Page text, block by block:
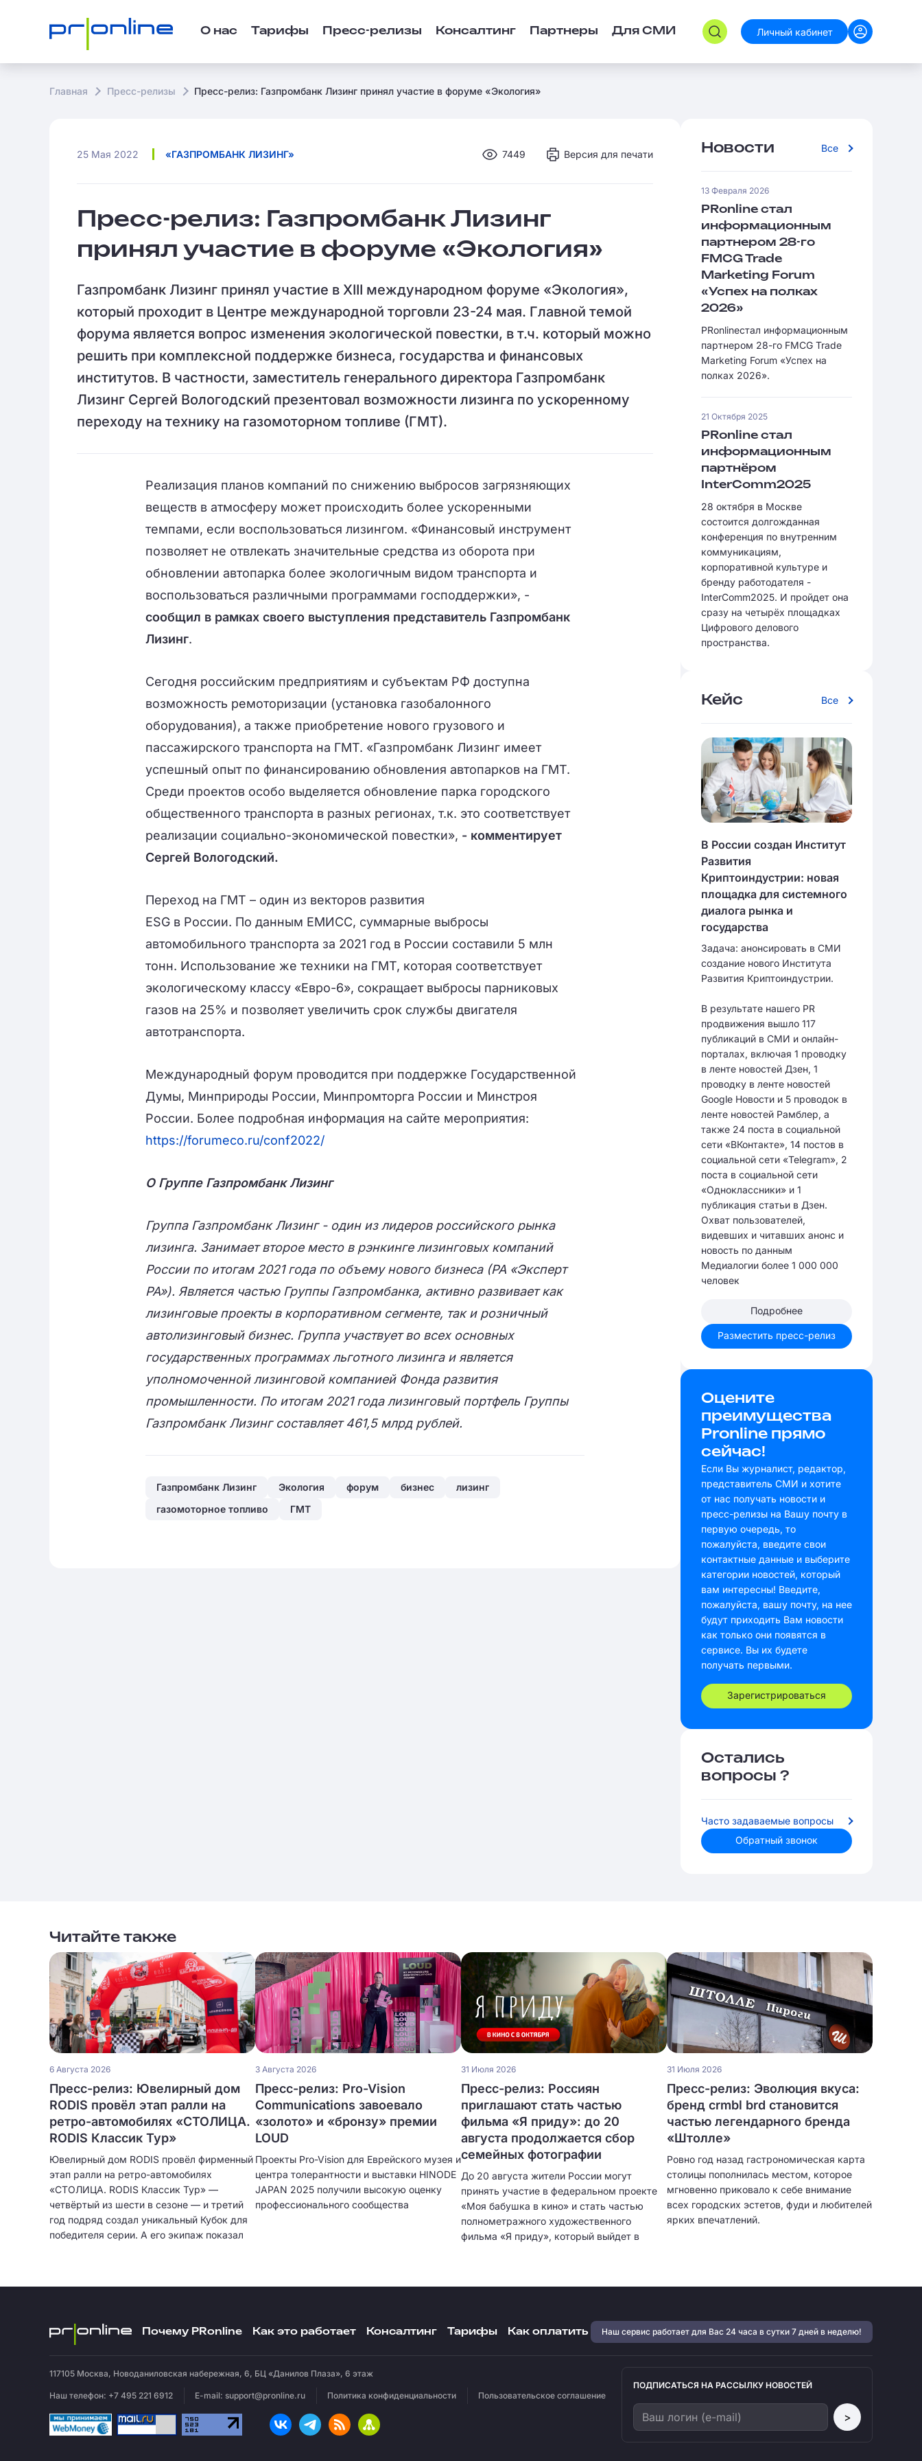
О нас Тарифы Пресс-релизы Консалтинг Партнеры Для СМИ Личный кабинет
Главная Пресс-релизы Пресс-релиз: Газпромбанк Лизинг принял участие в форуме «Экология»
25 Мая 2022 «ГАЗПРОМБАНК ЛИЗИНГ» 7449 Версия для печати
Пресс-релиз: Газпромбанк Лизинг
принял участие в форуме «Экология»
Газпромбанк Лизинг принял участие в XIII международном форуме «Экология»,
который проходит в Центре международной торговли 23-24 мая. Главной темой
форума является вопрос изменения экологической повестки, в т.ч. который можно
решить при комплексной поддержке бизнеса, государства и финансовых
институтов. В частности, заместитель генерального директора Газпромбанк
Лизинг Сергей Вологодский презентовал возможности лизинга по ускоренному
переходу на технику на газомоторном топливе (ГМТ).
Реализация планов компаний по снижению выбросов загрязняющих
веществ в атмосферу может происходить более ускоренными
темпами, если воспользоваться лизингом. «Финансовый инструмент
позволяет не отвлекать значительные средства из оборота при
обновлении автопарка более экологичным видом транспорта и
воспользоваться различными программами господдержки», -
сообщил в рамках своего выступления представитель Газпромбанк
Лизинг.
Сегодня российским предприятиям и субъектам РФ доступна
возможность ремоторизации (установка газобалонного
оборудования), а также приобретение нового грузового и
пассажирского транспорта на ГМТ. «Газпромбанк Лизинг имеет
успешный опыт по финансированию обновления автопарков на ГМТ.
Среди проектов особо выделяется обновление парка городского
общественного транспорта в разных регионах, т.к. это соответствует
реализации социально-экономической повестки», - комментирует
Сергей Вологодский.
Переход на ГМТ – один из векторов развития
ESG в России. По данным ЕМИСС, суммарные выбросы
автомобильного транспорта за 2021 год в России составили 5 млн
тонн. Использование же техники на ГМТ, которая соответствует
экологическому классу «Евро-6», сокращает выбросы парниковых
газов на 25% и позволяет увеличить срок службы двигателя
автотранспорта.
Международный форум проводится при поддержке Государственной
Думы, Минприроды России, Минпромторга России и Минстроя
России. Более подробная информация на сайте мероприятия:
https://forumeco.ru/conf2022/
О Группе Газпромбанк Лизинг
Группа Газпромбанк Лизинг - один из лидеров российского рынка
лизинга. Занимает второе место в рэнкинге лизинговых компаний
России по итогам 2021 года по объему нового бизнеса (РА «Эксперт
РА»). Является частью Группы Газпромбанка, активно развивает как
лизинговые проекты в корпоративном сегменте, так и розничный
автолизинговый бизнес. Группа участвует во всех основных
государственных программах льготного лизинга и является
уполномоченной лизинговой компанией Фонда развития
промышленности. По итогам 2021 года лизинговый портфель Группы
Газпромбанк Лизинг составляет 461,5 млрд рублей.
Газпромбанк Лизинг Экология форум бизнес
лизинг
газомоторное топливо
ГМТ
Новости Все
13 Февраля 2026
PRonline стал
информационным
партнером 28-го
FMCG Trade
Marketing Forum
«Успех на полках
2026»
PRonlineстал информационным
партнером 28-го FMCG Trade
Marketing Forum «Успех на
полках 2026».
21 Октября 2025
PRonline стал
информационным
партнёром
InterComm2025
28 октября в Москве
состоится долгожданная
конференция по внутренним
коммуникациям,
корпоративной культуре и
бренду работодателя -
InterComm2025. И пройдет она
сразу на четырёх площадках
Цифрового делового
пространства.
Кейс Все
В России создан Институт
Развития
Криптоиндустрии: новая
площадка для системного
диалога рынка и
государства
Задача: анонсировать в СМИ
создание нового Института
Развития Криптоиндустрии.
В результате нашего PR
продвижения вышло 117
публикаций в СМИ и онлайн-
порталах, включая 1 проводку
в ленте новостей Дзен, 1
проводку в ленте новостей
Google Новости и 5 проводок в
ленте новостей Рамблер, а
также 24 поста в социальной
сети «ВКонтакте», 14 постов в
социальной сети «Telegram», 2
поста в социальной сети
«Одноклассники» и 1
публикация статьи в Дзен.
Охват пользователей,
видевших и читавших анонс и
новость по данным
Медиалогии более 1 000 000
человек
Подробнее
Разместить пресс-релиз
Оцените
преимущества
Pronline прямо
сейчас!
Если Вы журналист, редактор,
представитель СМИ и хотите
от нас получать новости и
пресс-релизы на Вашу почту в
первую очередь, то
пожалуйста, введите свои
контактные данные и выберите
категории новостей, который
вам интересны! Введите,
пожалуйста, вашу почту, на нее
будут приходить Вам новости
как только они появятся в
сервисе. Вы их будете
получать первыми.
Зарегистрироваться
Остались
вопросы ?
Часто задаваемые вопросы
Обратный звонок
Читайте также
6 Августа 2026
Пресс-релиз: Ювелирный дом
RODIS провёл этап ралли на
ретро-автомобилях «СТОЛИЦА.
RODIS Классик Тур»
Ювелирный дом RODIS провёл фирменный
этап ралли на ретро-автомобилях
«СТОЛИЦА. RODIS Классик Тур» —
четвёртый из шести в сезоне — и третий
год подряд создал уникальный Кубок для
победителя серии. А его экипаж показал
3 Августа 2026
Пресс-релиз: Pro-Vision
Communications завоевало
«золото» и «бронзу» премии
LOUD
Проекты Pro-Vision для Еврейского музея и
центра толерантности и выставки HINODE
JAPAN 2025 получили высокую оценку
профессионального сообщества
31 Июля 2026
Пресс-релиз: Россиян
приглашают стать частью
фильма «Я приду»: до 20
августа продолжается сбор
семейных фотографии
До 20 августа жители России могут
принять участие в федеральном проекте
«Моя бабушка в кино» и стать частью
полнометражного художественного
фильма «Я приду», который выйдет в
31 Июля 2026
Пресс-релиз: Эволюция вкуса:
бренд crmbl brd становится
частью легендарного бренда
«Штолле»
Ровно год назад гастрономическая карта
столицы пополнилась местом, которое
мгновенно приковало к себе внимание
всех городских эстетов, фуди и любителей
ярких впечатлений.
Почему PRonline Как это работает Консалтинг Тарифы Как оплатить Наш сервис работает для Вас 24 часа в сутки 7 дней в неделю!
117105 Москва, Новоданиловская набережная, 6, БЦ «Данилов Плаза», 6 этаж
Наш телефон: +7 495 221 6912 E-mail: support@pronline.ru Политика конфиденциальности Пользовательское соглашение
ПОДПИСАТЬСЯ НА РАССЫЛКУ НОВОСТЕЙ